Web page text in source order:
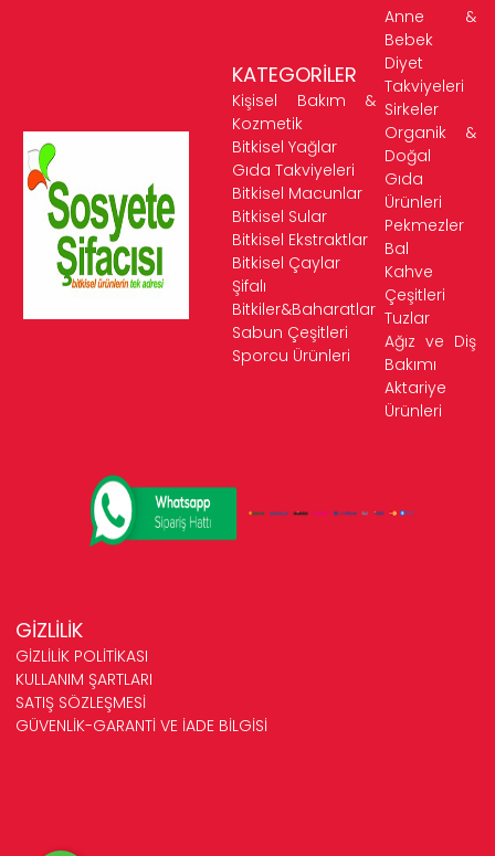
KATEGORİLER
Kişisel Bakım &
Kozmetik
Bitkisel Yağlar
Gıda Takviyeleri
Bitkisel Macunlar
Bitkisel Sular
Bitkisel Ekstraktlar
Bitkisel Çaylar
Şifalı
Bitkiler&Baharatlar
Sabun Çeşitleri
Sporcu Ürünleri
Anne &
Bebek
Diyet
Takviyeleri
Sirkeler
Organik &
Doğal
Gıda
Ürünleri
Pekmezler
Bal
Kahve
Çeşitleri
Tuzlar
Ağız ve Diş
Bakımı
Aktariye
Ürünleri
GİZLİLİK
GİZLİLİK POLİTİKASI
KULLANIM ŞARTLARI
SATIŞ SÖZLEŞMESİ
GÜVENLİK-GARANTİ VE İADE BİLGİSİ